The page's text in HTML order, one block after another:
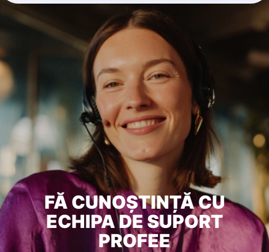
FĂ CUNOȘTINȚĂ CU
ECHIPA DE SUPORT
PROFEE